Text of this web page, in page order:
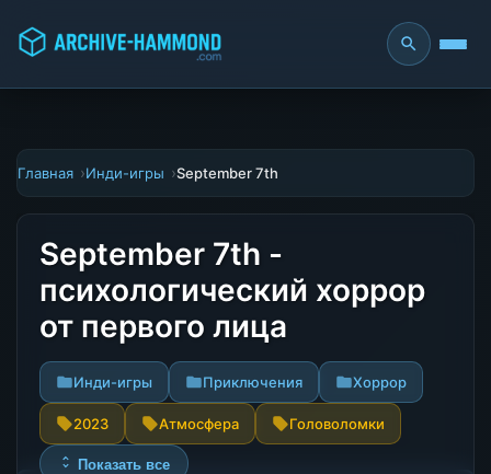
Главная Инди-игры September 7th
September 7th -
психологический хоррор
от первого лица
Инди-игры Приключения Хоррор
2023 Атмосфера Головоломки
Показать все